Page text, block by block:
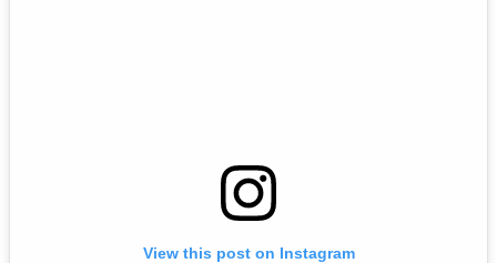
View this post on Instagram